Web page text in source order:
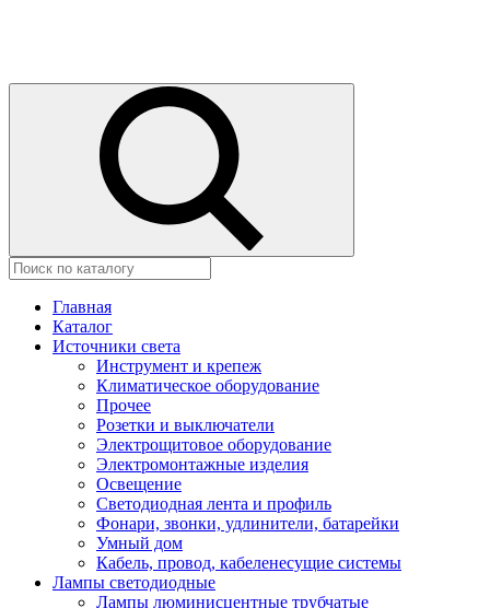
Главная
Каталог
Источники света
Инструмент и крепеж
Климатическое оборудование
Прочее
Розетки и выключатели
Электрощитовое оборудование
Электромонтажные изделия
Освещение
Светодиодная лента и профиль
Фонари, звонки, удлинители, батарейки
Умный дом
Кабель, провод, кабеленесущие системы
Лампы светодиодные
Лампы люминисцентные трубчатые